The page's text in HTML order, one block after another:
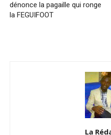
dénonce la pagaille qui ronge
la FEGUIFOOT
La